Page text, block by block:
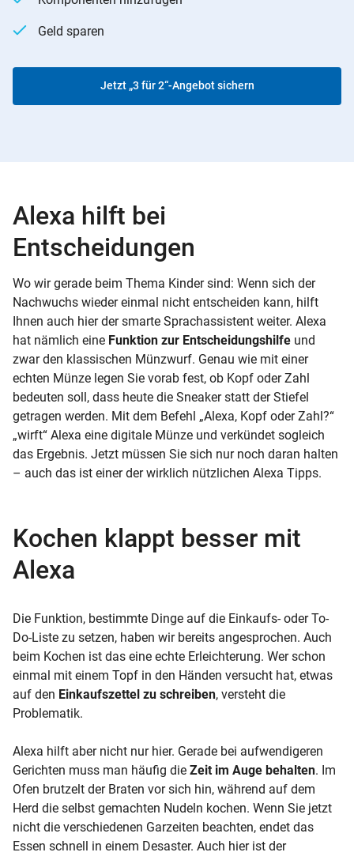
Geld sparen
Jetzt „3 für 2“-Angebot sichern
Alexa hilft bei
Entscheidungen
Wo wir gerade beim Thema Kinder sind: Wenn sich der
Nachwuchs wieder einmal nicht entscheiden kann, hilft
Ihnen auch hier der smarte Sprachassistent weiter. Alexa
hat nämlich eine Funktion zur Entscheidungshilfe und
zwar den klassischen Münzwurf. Genau wie mit einer
echten Münze legen Sie vorab fest, ob Kopf oder Zahl
bedeuten soll, dass heute die Sneaker statt der Stiefel
getragen werden. Mit dem Befehl „Alexa, Kopf oder Zahl?“
„wirft“ Alexa eine digitale Münze und verkündet sogleich
das Ergebnis. Jetzt müssen Sie sich nur noch daran halten
– auch das ist einer der wirklich nützlichen Alexa Tipps.
Kochen klappt besser mit
Alexa
Die Funktion, bestimmte Dinge auf die Einkaufs- oder To-
Do-Liste zu setzen, haben wir bereits angesprochen. Auch
beim Kochen ist das eine echte Erleichterung. Wer schon
einmal mit einem Topf in den Händen versucht hat, etwas
auf den Einkaufszettel zu schreiben, versteht die
Problematik.
Alexa hilft aber nicht nur hier. Gerade bei aufwendigeren
Gerichten muss man häufig die Zeit im Auge behalten. Im
Ofen brutzelt der Braten vor sich hin, während auf dem
Herd die selbst gemachten Nudeln kochen. Wenn Sie jetzt
nicht die verschiedenen Garzeiten beachten, endet das
Essen schnell in einem Desaster. Auch hier ist der